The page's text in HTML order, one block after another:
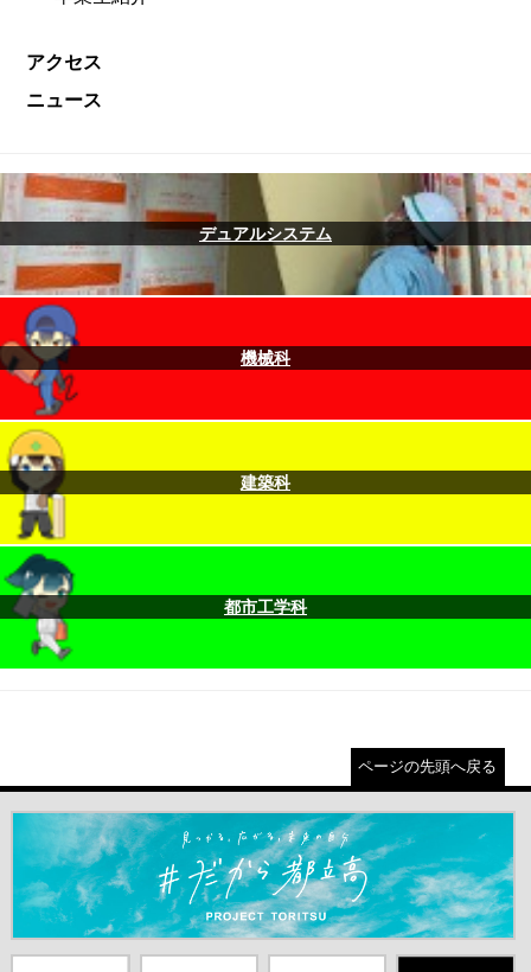
アクセス
ニュース
デュアルシステム
機械科
建築科
都市工学科
ページの先頭へ戻る
＃だから都立高（別ウインドウが開きます）